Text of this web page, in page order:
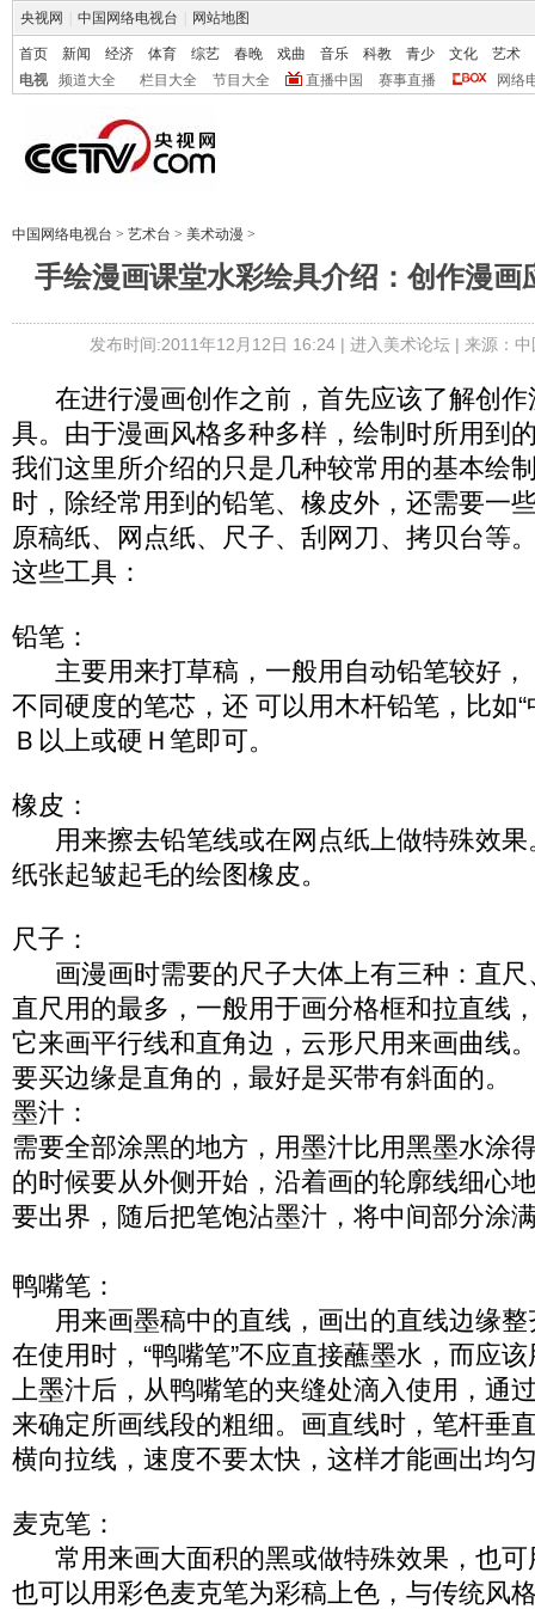
央视网 中国网络电视台 网站地图
首页 新闻 经济 体育 综艺 春晚 戏曲 音乐 科教 青少 文化
艺术
电视
频道大全 栏目大全 节目大全 直播中国 赛事直播 网络
中国网络电视台 > 艺术台 > 美术动漫 >
手绘漫画课堂水彩绘具介绍：创作漫画
发布时间:2011年12月12日 16:24 | 进入美术论坛| 来源：
在进行漫画创作之前，首先应该了解创作
具。由于漫画风格多种多样，绘制时所用到
我们这里所介绍的只是几种较常用的基本绘
时，除经常用到的铅笔、橡皮外，还需要一
原稿纸、网点纸、尺子、刮网刀、拷贝台等
这些工具：
铅笔：
主要用来打草稿，一般用自动铅笔较好，
不同硬度的笔芯，还 可以用木杆铅笔，比如
Ｂ以上或硬Ｈ笔即可。
橡皮：
用来擦去铅笔线或在网点纸上做特殊效果
纸张起皱起毛的绘图橡皮。
尺子：
画漫画时需要的尺子大体上有三种：直尺
直尺用的最多，一般用于画分格框和拉直线
它来画平行线和直角边，云形尺用来画曲线
要买边缘是直角的，最好是买带有斜面的。
墨汁：
需要全部涂黑的地方，用墨汁比用黑墨水涂
的时候要从外侧开始，沿着画的轮廓线细心
要出界，随后把笔饱沾墨汁，将中间部分涂
鸭嘴笔：
用来画墨稿中的直线，画出的直线边缘整
在使用时，“鸭嘴笔”不应直接蘸墨水，而应
上墨汁后，从鸭嘴笔的夹缝处滴入使用，通
来确定所画线段的粗细。画直线时，笔杆垂
横向拉线，速度不要太快，这样才能画出均
麦克笔：
常用来画大面积的黑或做特殊效果，也可
也可以用彩色麦克笔为彩稿上色，与传统风